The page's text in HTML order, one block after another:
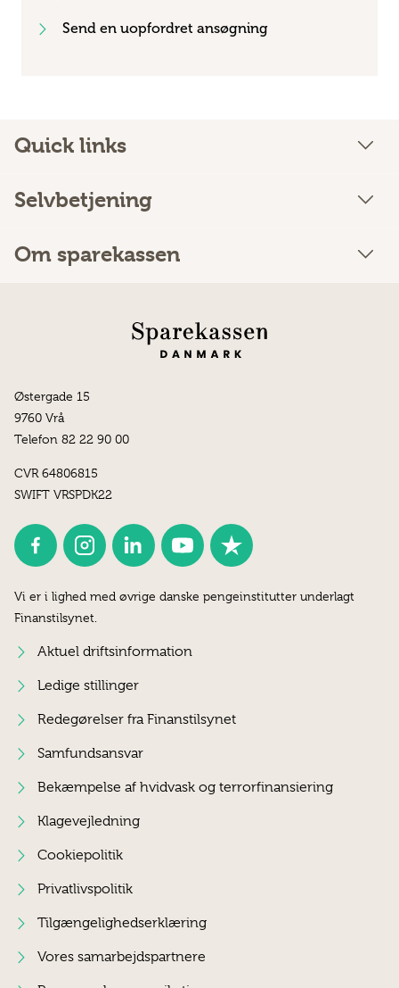
Send en uopfordret ansøgning
Quick links
Selvbetjening
Om sparekassen
Østergade 15
9760 Vrå
Telefon 82 22 90 00
CVR 64806815
SWIFT VRSPDK22
Vi er i lighed med øvrige danske pengeinstitutter underlagt
Finanstilsynet.
Aktuel driftsinformation
Ledige stillinger
Redegørelser fra Finanstilsynet
Samfundsansvar
Bekæmpelse af hvidvask og terrorfinansiering
Klagevejledning
Cookiepolitik
Privatlivspolitik
Tilgængelighedserklæring
Vores samarbejdspartnere